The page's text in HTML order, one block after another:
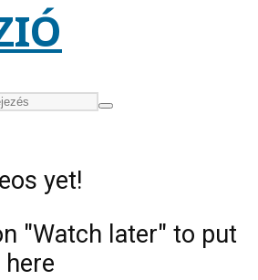
yet!
"Watch later" to put